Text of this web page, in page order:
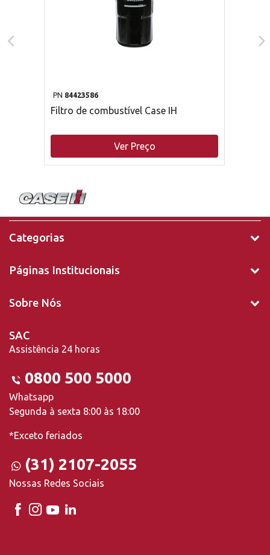
PN 84423586
Filtro de combustível Case IH
Ver Preço
Categorias
Páginas Institucionais
Sobre Nós
SAC
Assistência 24 horas
0800 500 5000
Whatsapp
Segunda à sexta 8:00 às 18:00
*Exceto feriados
(31) 2107-2055
Nossas Redes Sociais